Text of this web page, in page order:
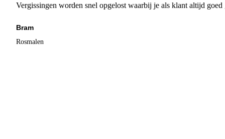
Vergissingen worden snel opgelost waarbij je als klant altijd
Bram
Rosmalen